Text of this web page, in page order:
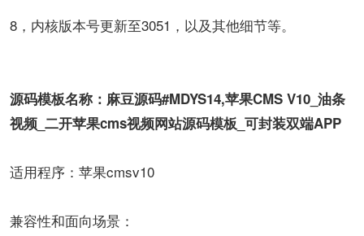
8，内核版本号更新至3051，以及其他细节等。
源码模板名称：麻豆源码#MDYS14,苹果CMS V10_油条
视频_二开苹果cms视频网站源码模板_可封装双端APP
适用程序：苹果cmsv10
兼容性和面向场景：